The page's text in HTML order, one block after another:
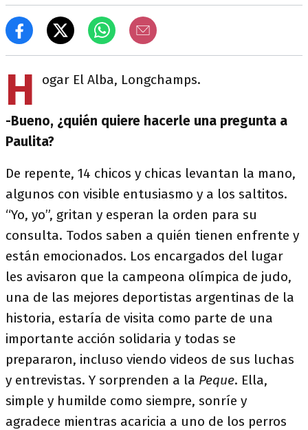
H ogar El Alba, Longchamps.
-Bueno, ¿quién quiere hacerle una pregunta a
Paulita?
De repente, 14 chicos y chicas levantan la mano,
algunos con visible entusiasmo y a los saltitos.
“Yo, yo”, gritan y esperan la orden para su
consulta. Todos saben a quién tienen enfrente y
están emocionados. Los encargados del lugar
les avisaron que la campeona olímpica de judo,
una de las mejores deportistas argentinas de la
historia, estaría de visita como parte de una
importante acción solidaria y todas se
prepararon, incluso viendo videos de sus luchas
y entrevistas. Y sorprenden a la Peque. Ella,
simple y humilde como siempre, sonríe y
agradece mientras acaricia a uno de los perros